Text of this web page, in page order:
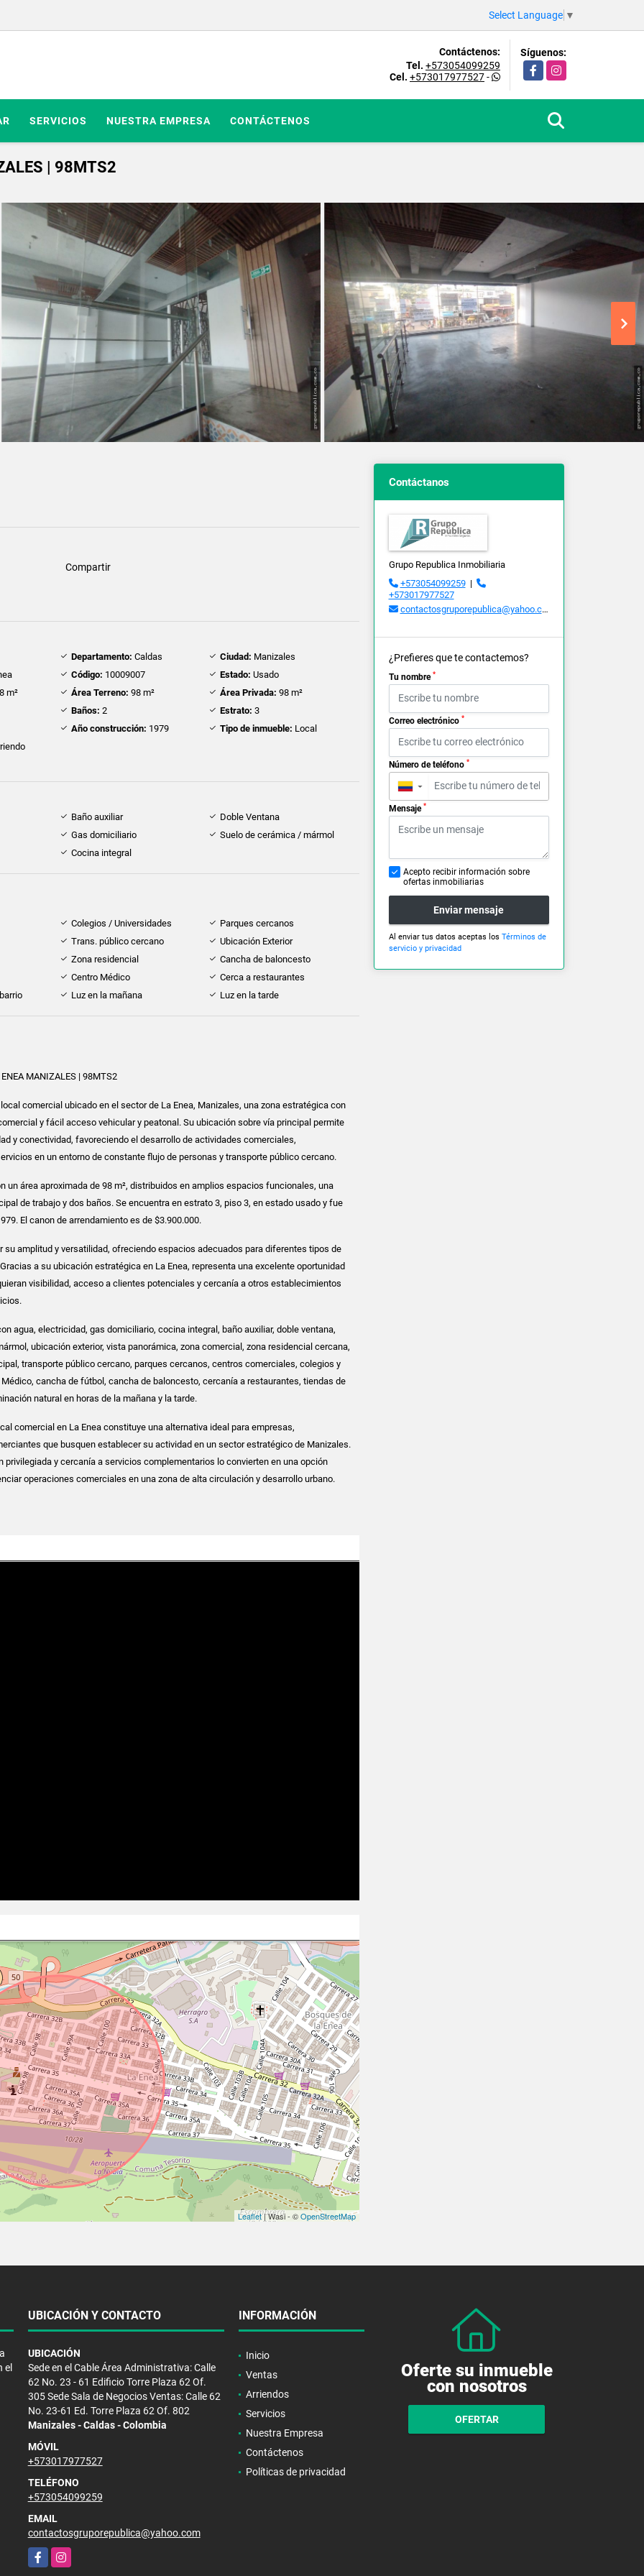
Select Language ▼
Contáctenos:
Tel. +573054099259
Cel. +573017977527-
Síguenos:
FacebookInstagram
SERVICIOS NUESTRA EMPRESA CONTÁCTENOS
| 98MTS2
Compartir
Departamento: Caldas Ciudad: Manizales
Código: 10009007 Estado: Usado
m²
Área Terreno: 98 m² Área Privada: 98 m²
Baños: 2 Estrato: 3
Año construcción: 1979 Tipo de inmueble: Local
Baño auxiliar
Doble Ventana
Gas domiciliario
Suelo de cerámica / mármol
Cocina integral
Colegios / Universidades
Parques cercanos
Trans. público cercano
Ubicación Exterior
Zona residencial
Cancha de baloncesto
Centro Médico
Cerca a restaurantes
Luz en la mañana Luz en la tarde
MANIZALES | 98MTS2
comercial ubicado en el sector de La Enea, Manizales, una zona estratégica con
y fácil acceso vehicular y peatonal. Su ubicación sobre vía principal permite
y conectividad, favoreciendo el desarrollo de actividades comerciales,
en un entorno de constante flujo de personas y transporte público cercano.
un área aproximada de 98 m², distribuidos en amplios espacios funcionales, una
de trabajo y dos baños. Se encuentra en estrato 3, piso 3, en estado usado y fue
El canon de arrendamiento es de $3.900.000.
su amplitud y versatilidad, ofreciendo espacios adecuados para diferentes tipos de
a su ubicación estratégica en La Enea, representa una excelente oportunidad
visibilidad, acceso a clientes potenciales y cercanía a otros establecimientos
agua, electricidad, gas domiciliario, cocina integral, baño auxiliar, doble ventana,
ubicación exterior, vista panorámica, zona comercial, zona residencial cercana,
transporte público cercano, parques cercanos, centros comerciales, colegios y
cancha de fútbol, cancha de baloncesto, cercanía a restaurantes, tiendas de
natural en horas de la mañana y la tarde.
comercial en La Enea constituye una alternativa ideal para empresas,
que busquen establecer su actividad en un sector estratégico de Manizales.
privilegiada y cercanía a servicios complementarios lo convierten en una opción
operaciones comerciales en una zona de alta circulación y desarrollo urbano.
Leaflet| Wasi - ©OpenStreetMap
Contáctanos
Grupo Republica Inmobiliaria
+573054099259|
+573017977527
contactosgruporepublica@yahoo.com
¿Prefieres que te contactemos?
Tu nombre *
Correo electrónico *
Número de teléfono *
▼
Mensaje *
Acepto recibir información sobre
ofertas inmobiliarias
Enviar mensaje
Al enviar tus datos aceptas los Términos de
servicio y privacidad
el
UBICACIÓN Y CONTACTO
UBICACIÓN
Sede en el Cable Área Administrativa: Calle
62 No. 23 - 61 Edificio Torre Plaza 62 Of.
305 Sede Sala de Negocios Ventas: Calle 62
No. 23-61 Ed. Torre Plaza 62 Of. 802
Manizales - Caldas - Colombia
MÓVIL
+573017977527
TELÉFONO
+573054099259
EMAIL
contactosgruporepublica@yahoo.com
FacebookInstagram
INFORMACIÓN
Inicio
Ventas
Arriendos
Servicios
Nuestra Empresa
Contáctenos
Políticas de privacidad
Oferte su inmueble
con nosotros
OFERTAR